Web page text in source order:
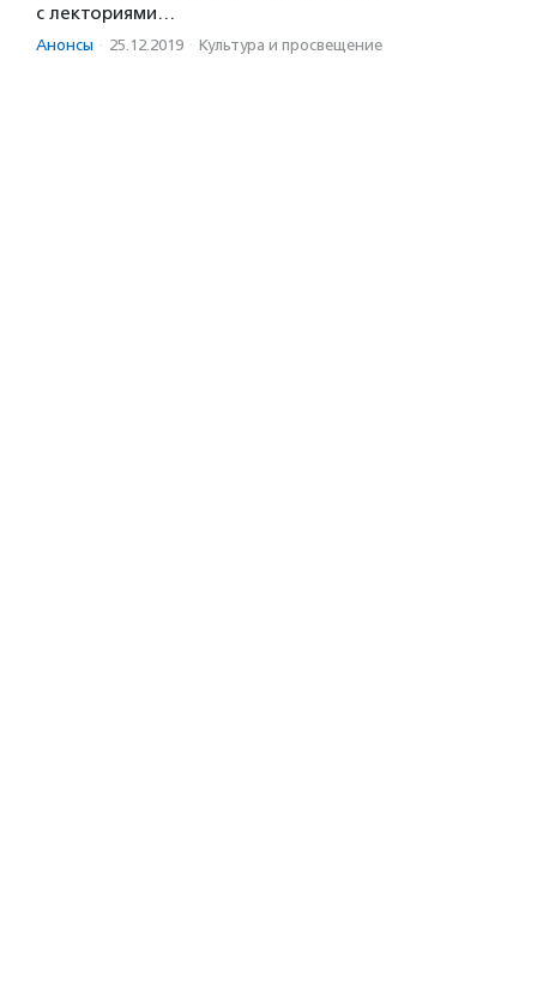
с лекториями…
Анонсы · 25.12.2019 · Культура и просвещение